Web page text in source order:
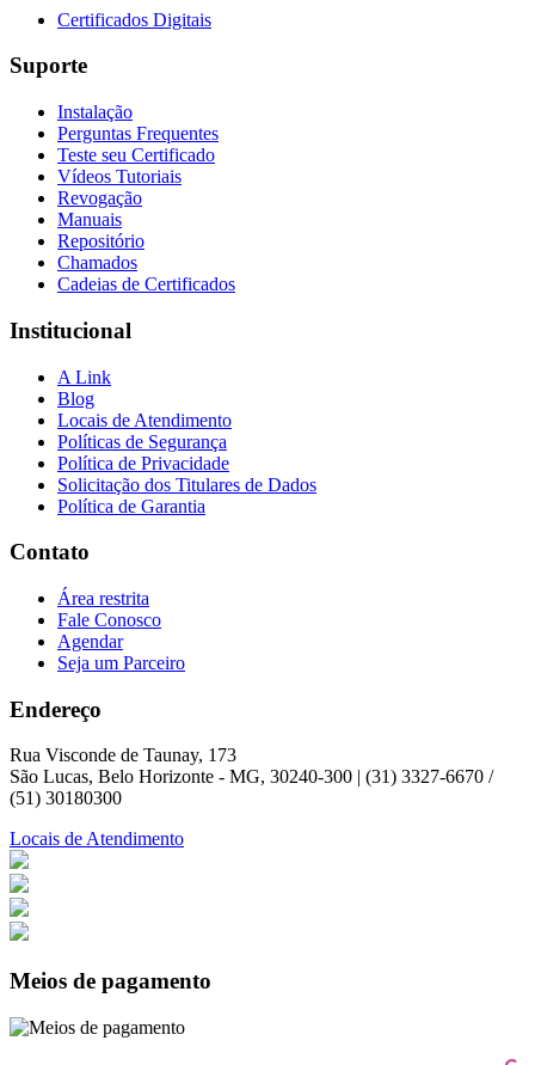
Certificados Digitais
Suporte
Instalação
Perguntas Frequentes
Teste seu Certificado
Vídeos Tutoriais
Revogação
Manuais
Repositório
Chamados
Cadeias de Certificados
Institucional
A Link
Blog
Locais de Atendimento
Políticas de Segurança
Política de Privacidade
Solicitação dos Titulares de Dados
Política de Garantia
Contato
Área restrita
Fale Conosco
Agendar
Seja um Parceiro
Endereço
Rua Visconde de Taunay, 173
São Lucas, Belo Horizonte - MG, 30240-300 | (31) 3327-6670 /
(51) 30180300
Locais de Atendimento
Meios de pagamento